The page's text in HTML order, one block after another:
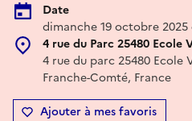
Date
dimanche 19 octobre 2025
4 rue du Parc 25480 Ecole
4 rue du parc 25480 Ecole
Franche-Comté, France
Ajouter à mes favoris